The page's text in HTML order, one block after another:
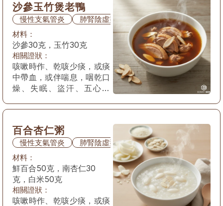
沙參玉竹煲老鴨
慢性支氣管炎
肺腎陰虛型
材料：
沙參30克，玉竹30克
相關證狀：
咳嗽時作、乾咳少痰，或痰
中帶血，或伴喘息，咽乾口
燥、失眠、盜汗、五心煩
紅，苔少，脈細數弱。
百合杏仁粥
慢性支氣管炎
肺腎陰虛型
材料：
鮮百合50克，南杏仁30
克，白米50克
相關證狀：
咳嗽時作、乾咳少痰，或痰